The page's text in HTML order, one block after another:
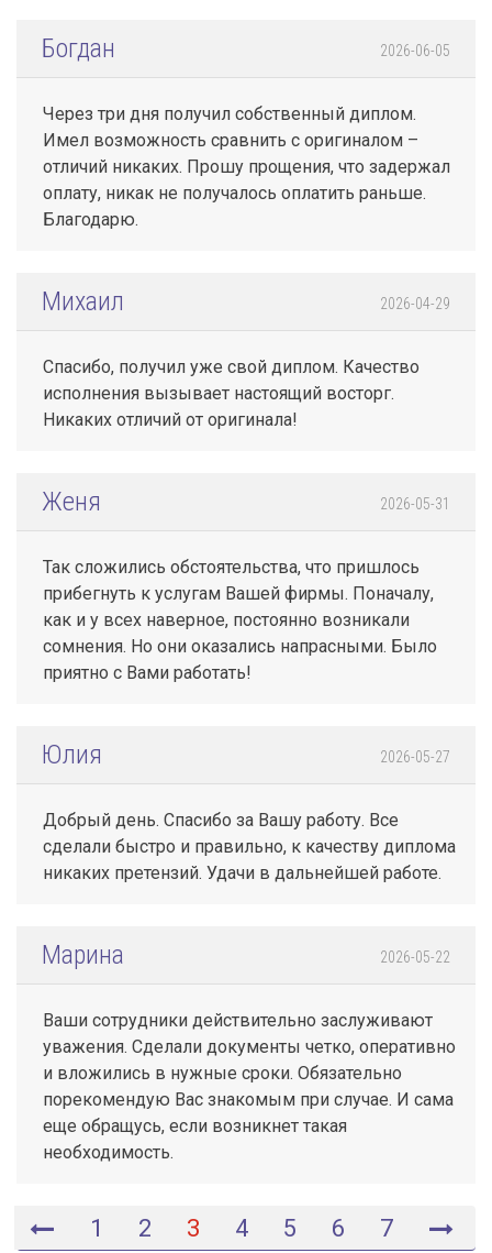
Богдан 2026-06-05
Через три дня получил собственный диплом.
Имел возможность сравнить с оригиналом –
отличий никаких. Прошу прощения, что задержал
оплату, никак не получалось оплатить раньше.
Благодарю.
Михаил 2026-04-29
Спасибо, получил уже свой диплом. Качество
исполнения вызывает настоящий восторг.
Никаких отличий от оригинала!
Женя 2026-05-31
Так сложились обстоятельства, что пришлось
прибегнуть к услугам Вашей фирмы. Поначалу,
как и у всех наверное, постоянно возникали
сомнения. Но они оказались напрасными. Было
приятно с Вами работать!
Юлия 2026-05-27
Добрый день. Спасибо за Вашу работу. Все
сделали быстро и правильно, к качеству диплома
никаких претензий. Удачи в дальнейшей работе.
Марина 2026-05-22
Ваши сотрудники действительно заслуживают
уважения. Сделали документы четко, оперативно
и вложились в нужные сроки. Обязательно
порекомендую Вас знакомым при случае. И сама
еще обращусь, если возникнет такая
необходимость.
1 2 3 4 5 6 7